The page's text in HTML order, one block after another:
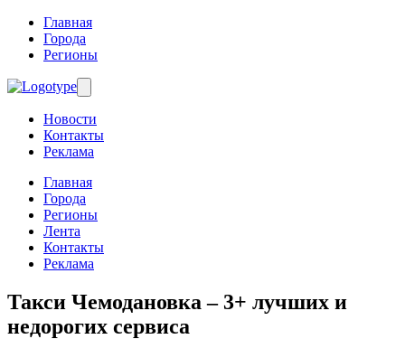
Главная
Города
Регионы
Новости
Контакты
Реклама
Главная
Города
Регионы
Лента
Контакты
Реклама
Такси Чемодановка – 3+ лучших и
недорогих сервиса